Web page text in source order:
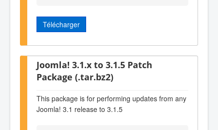
Télécharger
Joomla! 3.1.x to 3.1.5 Patch
Package (.tar.bz2)
This package is for performing updates from any
Joomla! 3.1 release to 3.1.5